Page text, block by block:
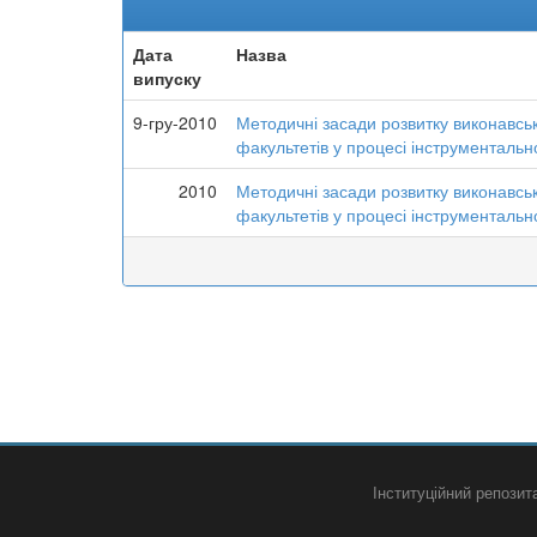
Дата
випуску
Назва
9-гру-2010
Методичні засади розвитку
факультетів у процесі
2010
Методичні засади розвитку
факультетів у процесі
Інституційний